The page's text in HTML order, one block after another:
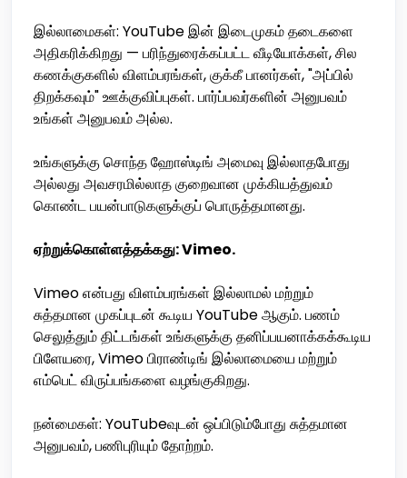
இல்லாமைகள்: YouTube இன் இடைமுகம் தடைகளை
அதிகரிக்கிறது — பரிந்துரைக்கப்பட்ட வீடியோக்கள், சில
கணக்குகளில் விளம்பரங்கள், குக்கீ பானர்கள், "அப்பில்
திறக்கவும்" ஊக்குவிப்புகள். பார்ப்பவர்களின் அனுபவம்
உங்கள் அனுபவம் அல்ல.
உங்களுக்கு சொந்த ஹோஸ்டிங் அமைவு இல்லாதபோது
அல்லது அவசரமில்லாத குறைவான முக்கியத்துவம்
கொண்ட பயன்பாடுகளுக்குப் பொருத்தமானது.
ஏற்றுக்கொள்ளத்தக்கது: Vimeo.
Vimeo என்பது விளம்பரங்கள் இல்லாமல் மற்றும்
சுத்தமான முகப்புடன் கூடிய YouTube ஆகும். பணம்
செலுத்தும் திட்டங்கள் உங்களுக்கு தனிப்பயனாக்கக்கூடிய
பிளேயரை, Vimeo பிராண்டிங் இல்லாமையை மற்றும்
எம்பெட் விருப்பங்களை வழங்குகிறது.
நன்மைகள்: YouTubeவுடன் ஒப்பிடும்போது சுத்தமான
அனுபவம், பணிபுரியும் தோற்றம்.